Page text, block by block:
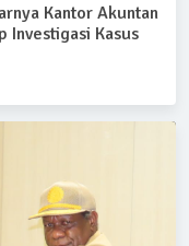
Kantor Akuntan
Investigasi Kasus